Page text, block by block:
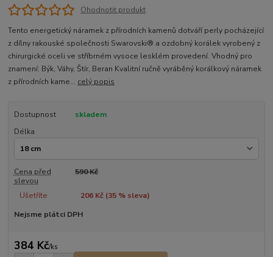
Ohodnotit produkt
Tento energetický náramek z přírodních kamenů dotváří perly pocházející
z dílny rakouské společnosti Swarovski® a ozdobný korálek vyrobený z
chirurgické oceli ve stříbrném vysoce lesklém provedení. Vhodný pro
znamení: Býk, Váhy, Štír, Beran Kvalitní ručně vyráběný korálkový náramek
z přírodních kame... celý popis
Dostupnost
skladem
Délka
Cena před
slevou
590 Kč
Ušetříte 206 Kč (35% sleva)
Nejsme plátci DPH
384 Kč/ks